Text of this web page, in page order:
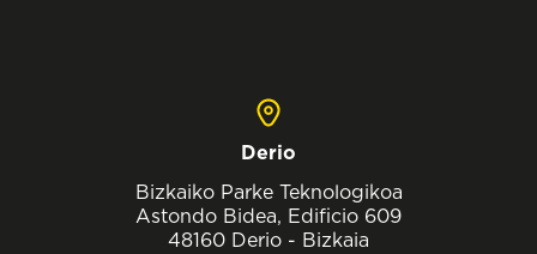
Derio
Bizkaiko Parke Teknologikoa
Astondo Bidea, Edificio 609
48160 Derio - Bizkaia